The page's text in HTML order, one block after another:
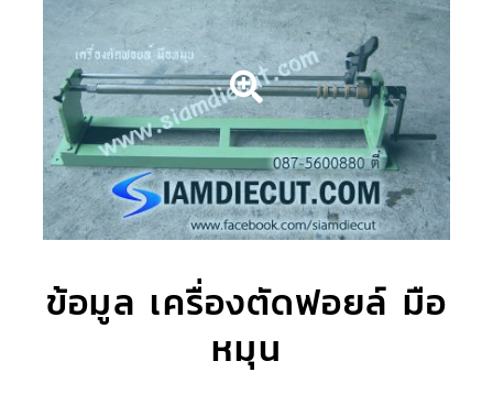
ข้อมูล เครื่องตัดฟอยล์ มือ
หมุน